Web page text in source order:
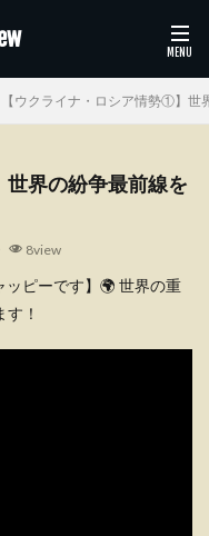
【ウクライナ・ロシア情勢①】
世界の紛争最前線を
8view
ッピーです】🌍 世界の重
！